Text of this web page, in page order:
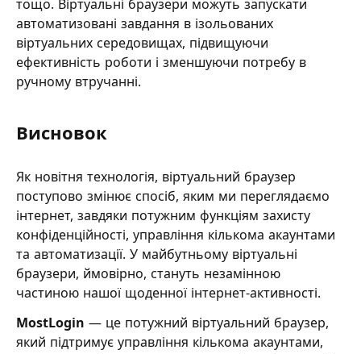
тощо. Віртуальні браузери можуть запускати
автоматизовані завдання в ізольованих
віртуальних середовищах, підвищуючи
ефективність роботи і зменшуючи потребу в
ручному втручанні.
Висновок
Як новітня технологія, віртуальний браузер
поступово змінює спосіб, яким ми переглядаємо
інтернет, завдяки потужним функціям захисту
конфіденційності, управління кількома акаунтами
та автоматизації. У майбутньому віртуальні
браузери, ймовірно, стануть незамінною
частиною нашої щоденної інтернет-активності.
MostLogin — це потужний віртуальний браузер,
який підтримує управління кількома акаунтами,